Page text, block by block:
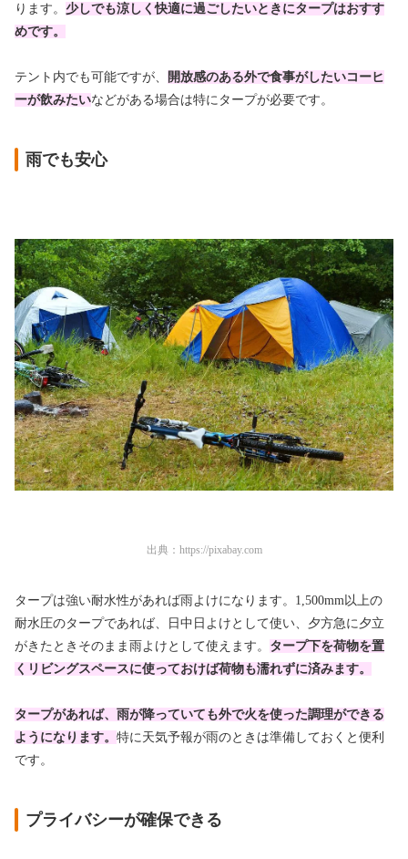
ります。 少しでも涼しく快適に過ごしたいときにタープはおすす
めです。
テント内でも可能ですが、
開放感のある外で食事がしたいコーヒ
ーが飲みたいなどがある場合は特にタープが必要です。
雨でも安心
出典： https://pixabay.com
タープは強い耐水性があれば雨よけになります。1,500mm以上の
耐水圧のタープであれば、日中日よけとして使い、夕方急に夕立
がきたときそのまま雨よけとして使えます。 タープ下を荷物を置
くリビングスペースに使っておけば荷物も濡れずに済みます。
タープがあれば、雨が降っていても外で火を使った調理ができる
ようになります。 特に天気予報が雨のときは準備しておくと便利
です。
プライバシーが確保できる